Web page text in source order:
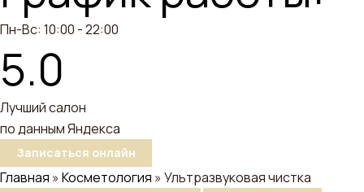
Пн-Вс: 10:00 - 22:00
5.0
Лучший салон
по даннымЯндекса
Записаться онлайн
Главная »Косметология »Ультразвуковая чистка